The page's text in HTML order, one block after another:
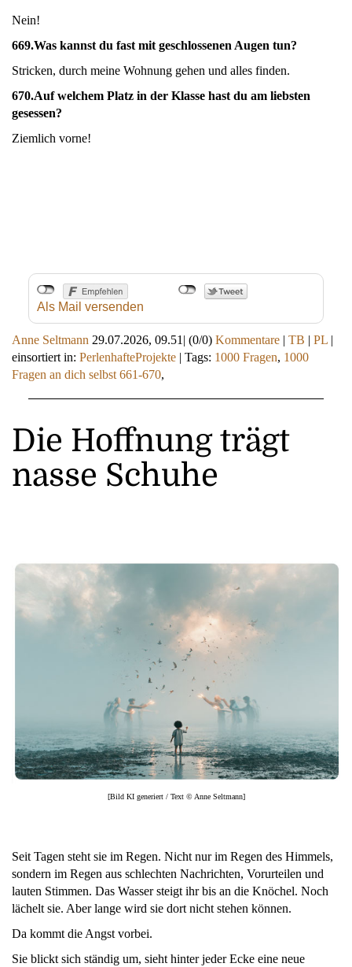
Nein!
669.Was kannst du fast mit geschlossenen Augen tun?
Stricken, durch meine Wohnung gehen und alles finden.
670.Auf welchem Platz in der Klasse hast du am liebsten
gesessen?
Ziemlich vorne!
Als Mail versenden
Anne Seltmann 29.07.2026, 09.51 | (0/0) Kommentare | TB | PL |
einsortiert in: PerlenhafteProjekte | Tags: 1000 Fragen, 1000
Fragen an dich selbst 661-670,
Die Hoffnung trägt
nasse Schuhe
[Bild KI generiert / Text © Anne Seltmann]
Seit Tagen steht sie im Regen. Nicht nur im Regen des Himmels,
sondern im Regen aus schlechten Nachrichten, Vorurteilen und
lauten Stimmen. Das Wasser steigt ihr bis an die Knöchel. Noch
lächelt sie. Aber lange wird sie dort nicht stehen können.
Da kommt die Angst vorbei.
Sie blickt sich ständig um, sieht hinter jeder Ecke eine neue